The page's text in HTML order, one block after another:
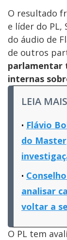
O resultado
e líder do PL,
do áudio de
de outros
parlamentar
internas
LEIA MAIS
Flávio
do
analisar
voltar a
O PL tem